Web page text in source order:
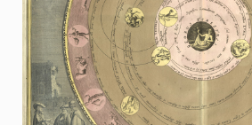
kapcsolat
Kosár